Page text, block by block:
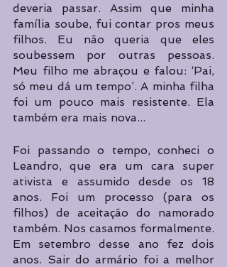
deveria passar. Assim que minha
família soube, fui contar pros meus
filhos. Eu não queria que eles
soubessem por outras pessoas.
Meu filho me abraçou e falou: ‘Pai,
só meu dá um tempo’. A minha filha
foi um pouco mais resistente. Ela
também era mais nova...
Foi passando o tempo, conheci o
Leandro, que era um cara super
ativista e assumido desde os 18
anos. Foi um processo (para os
filhos) de aceitação do namorado
também. Nos casamos formalmente.
Em setembro desse ano fez dois
anos. Sair do armário foi a melhor